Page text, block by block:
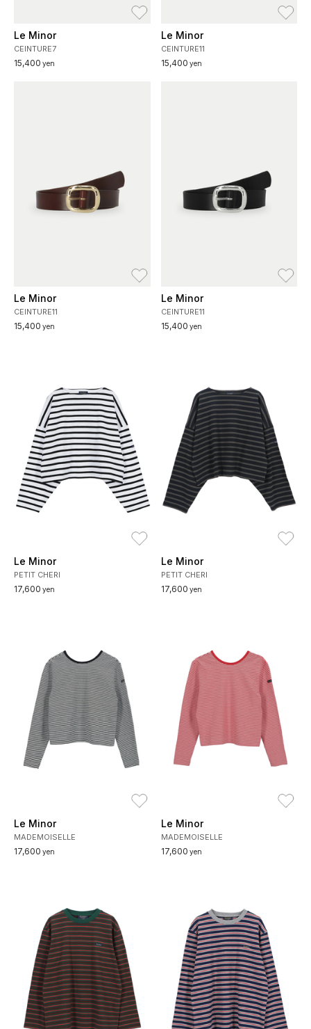
Le Minor
CEINTURE7
15,400 yen
Le Minor
CEINTURE11
15,400 yen
Le Minor
CEINTURE11
15,400 yen
Le Minor
CEINTURE11
15,400 yen
Le Minor
PETIT CHERI
17,600 yen
Le Minor
PETIT CHERI
17,600 yen
Le Minor
MADEMOISELLE
17,600 yen
Le Minor
MADEMOISELLE
17,600 yen